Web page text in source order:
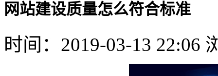
网站建设质量怎么符合标准
时间：2019-03-13 22:06